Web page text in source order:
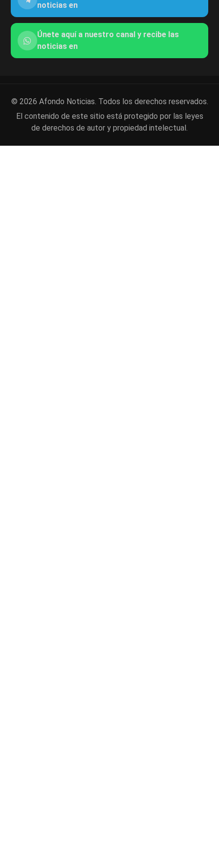
noticias en
Únete aquí a nuestro canal y recibe las
noticias en
© 2026 Afondo Noticias. Todos los derechos reservados.
El contenido de este sitio está protegido por las leyes
de derechos de autor y propiedad intelectual.